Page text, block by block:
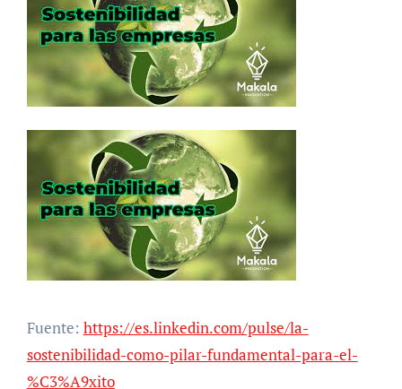
Fuente: https://es.linkedin.com/pulse/la-
sostenibilidad-como-pilar-fundamental-para-el-
%C3%A9xito